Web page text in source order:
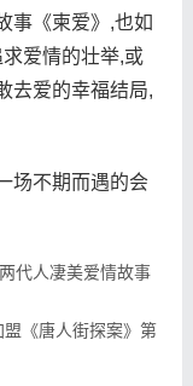
事《柬爱》,也如
爱情的壮举,或
去爱的幸福结局,
不期而遇的会
代人凄美爱情故事
《唐人街探案》第